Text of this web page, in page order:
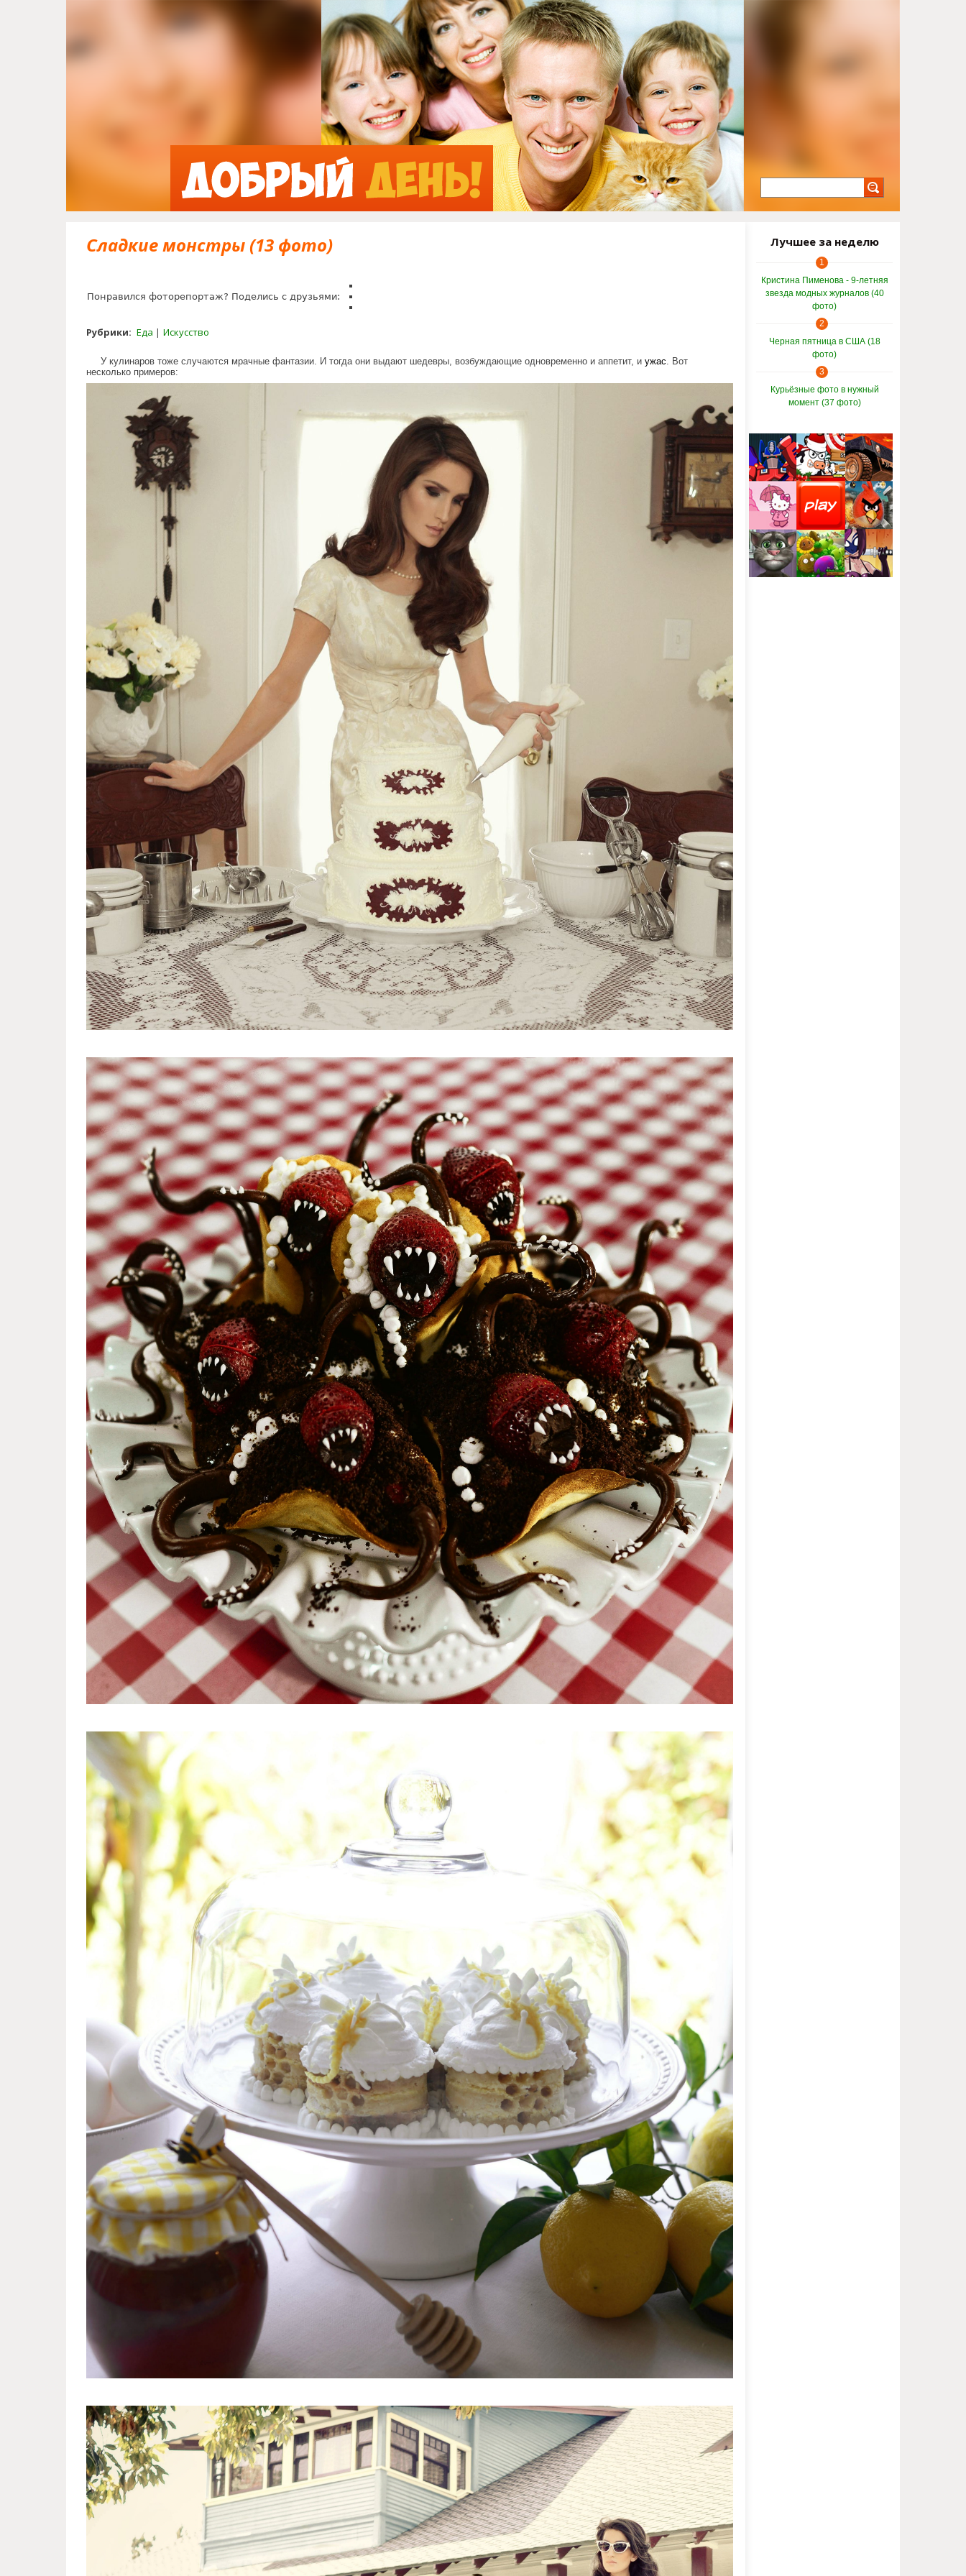
Jump to Navigation
Сладкие монстры (13 фото)
Понравился фоторепортаж? Поделись с друзьями:
Рубрики: Еда Искусство
У кулинаров тоже случаются мрачные фантазии. И тогда они выдают шедевры, возбуждающие одновременно и аппетит, и ужас . Вот
несколько примеров:
sweet_monsters.jpg
sweet_monsters_1.jpg
sweet_monsters_2.jpg
sweet_monsters_3.jpg
Лучшее за неделю
1
Кристина Пименова - 9-летняя
звезда модных журналов (40
фото)
2
Черная пятница в США (18
фото)
3
Курьёзные фото в нужный
момент (37 фото)